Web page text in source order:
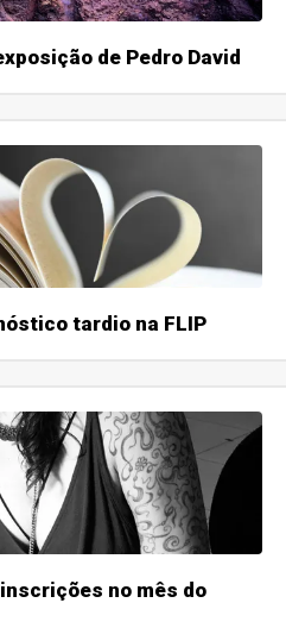
de Pedro David
tardio na FLIP
no mês do